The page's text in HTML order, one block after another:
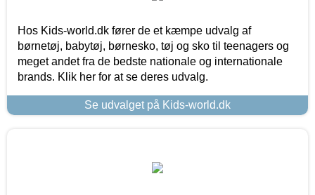
Hos Kids-world.dk fører de et kæmpe udvalg af
børnetøj, babytøj, børnesko, tøj og sko til teenagers og
meget andet fra de bedste nationale og internationale
brands. Klik her for at se deres udvalg.
Se udvalget på Kids-world.dk